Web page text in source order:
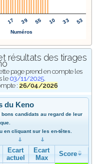
17 39 55 10 33 53
Numéros
résultats des tirages
page prend en compte les
le 03/11/2025.
: 26/04/2026
du Keno
candidats au regard de leur
en cliquant sur les en-têtes.
Ecart
actuel
Ecart
Max
Score